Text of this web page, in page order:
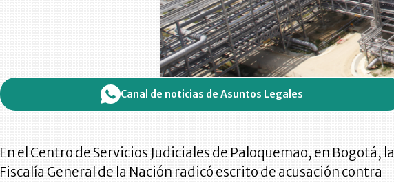
Canal de noticias de Asuntos Legales
En el Centro de Servicios Judiciales de Paloquemao, en Bogotá, la
Fiscalía General de la Nación radicó escrito de acusación contra